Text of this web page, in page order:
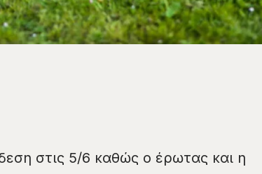
στις 5/6 καθώς ο έρωτας και η